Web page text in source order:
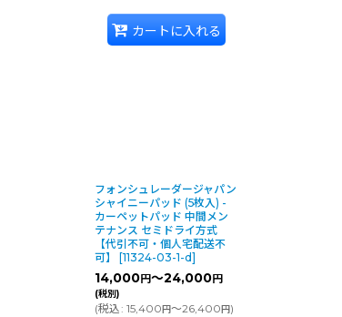
ープン構造で軽い汚れとブラックヒールマークを除去し
カートに入れる
フォンシュレーダージャパン
シャイニーパッド (5枚入) -
カーペットパッド 中間メン
テナンス セミドライ方式
【代引不可・個人宅配送不
可】
[11324-03-1-d]
14,000円～24,000円
(税別)
(税込: 15,400 円～26,400 円)